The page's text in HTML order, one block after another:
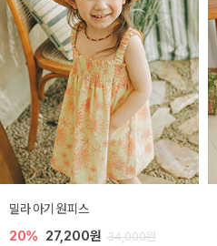
밀라 아기 원피스
20% 27,200원 34,000원